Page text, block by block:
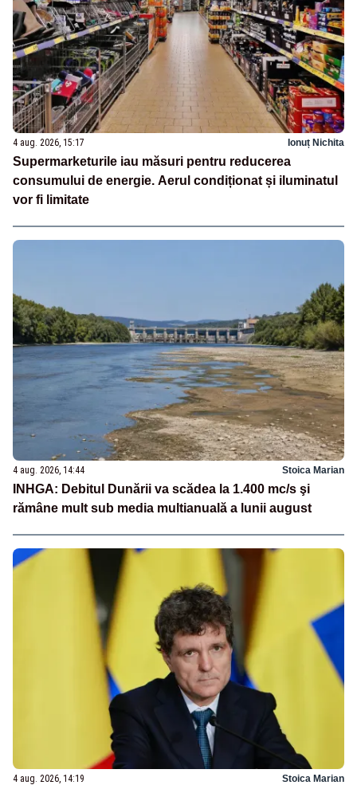
4 aug. 2026, 15:17 Ionuț Nichita
Supermarketurile iau măsuri pentru reducerea
consumului de energie. Aerul condiționat și iluminatul
vor fi limitate
4 aug. 2026, 14:44 Stoica Marian
INHGA: Debitul Dunării va scădea la 1.400 mc/s şi
rămâne mult sub media multianuală a lunii august
4 aug. 2026, 14:19 Stoica Marian